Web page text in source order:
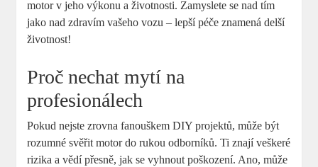
motor v jeho výkonu a životnosti. Zamyslete se nad tím
jako nad zdravím vašeho vozu – lepší péče znamená delší
životnost!
Proč nechat mytí na
profesionálech
Pokud nejste zrovna fanouškem DIY projektů, může být
rozumné svěřit motor do rukou odborníků. Ti znají veškeré
rizika a vědí přesně, jak se vyhnout poškození. Ano, může